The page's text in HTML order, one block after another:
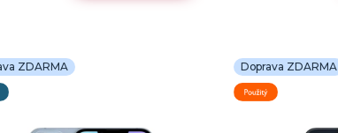
ZDARMA Doprava ZDARMA